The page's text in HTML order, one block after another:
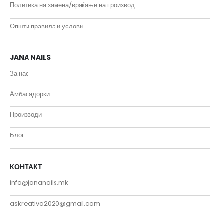
Политика на замена/враќање на производ
Општи правила и услови
JANA NAILS
За нас
Амбасадорки
Производи
Блог
КОНТАКТ
info@jananails.mk
askreativa2020@gmail.com